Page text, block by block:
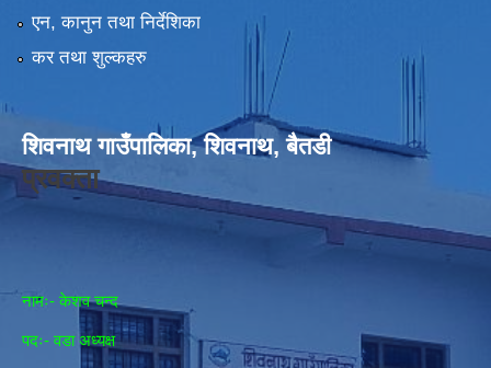
एन, कानुन तथा निर्देशिका
कर तथा शुल्कहरु
शिवनाथ गाउँपालिका, शिवनाथ, बैतडी
प्रवक्ता
नामः- केशव चन्द
पदः- वडा अध्यक्ष